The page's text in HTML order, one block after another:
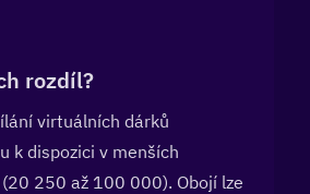
rozdíl?
virtuálních dárků
k dispozici v menších
250 až 100 000). Obojí lze